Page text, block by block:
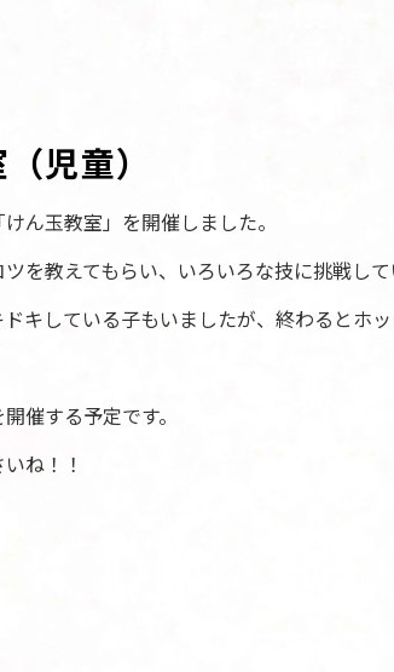
児童）
ん玉教室」を開催しました。
を教えてもらい、いろいろな技に挑戦して
キしている子もいましたが、終わるとホ
催する予定です。
ね！！